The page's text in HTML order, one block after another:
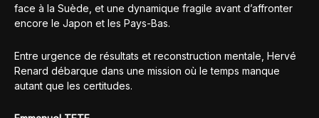
face à la Suède, et une dynamique fragile avant d’affronter
encore le Japon et les Pays-Bas.
Entre urgence de résultats et reconstruction mentale, Hervé
Renard débarque dans une mission où le temps manque
autant que les certitudes.